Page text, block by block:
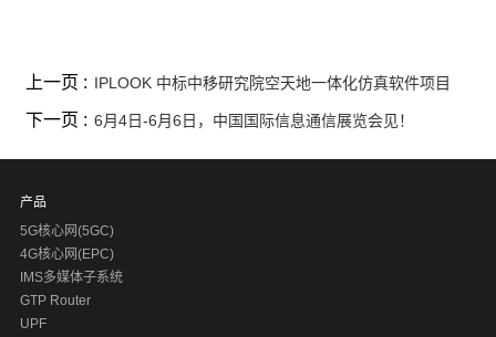
上一页 : IPLOOK 中标中移研究院空天地一体化仿真软件项目
下一页 : 6月4日-6月6日，中国国际信息通信展览会见！
产品
5G核心网(5GC)
4G核心网(EPC)
IMS多媒体子系统
GTP Router
UPF